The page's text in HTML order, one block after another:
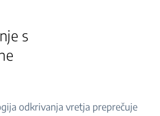
s
odkrivanja vretja preprečuje